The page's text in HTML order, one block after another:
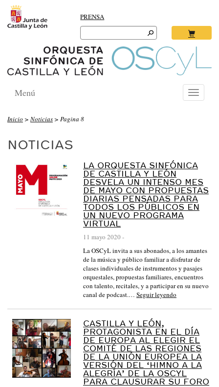
PRENSA
Search
for:
Toggle
Menú
O
Q
I
C
A
D
E
C
Inicio > Noticias > Pagina 8
NOTICIAS
LA ORQUESTA SINFÓNICA
DE CASTILLA Y LEÓN
DESVELA UN INTENSO MES
DE MAYO CON PROPUESTAS
DIARIAS PENSADAS PARA
TODOS LOS PÚBLICOS EN
UN NUEVO PROGRAMA
VIRTUAL
11 mayo 2020 -
La OSCyL invita a sus abonados, a los amantes
de la música y público familiar a disfrutar de
clases individuales de instrumentos y pasajes
orquestales, propuestas familiares, encuentros
con talento, recitales, y a participar en su nuevo
canal de podcast.… Seguir leyendo
CASTILLA Y LEÓN,
PROTAGONISTA EN EL DÍA
DE EUROPA AL ELEGIR EL
COMITÉ DE LAS REGIONES
DE LA UNIÓN EUROPEA LA
VERSIÓN DEL ‘HIMNO A LA
ALEGRÍA’ DE LA OSCYL
PARA CLAUSURAR SU FORO